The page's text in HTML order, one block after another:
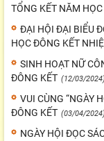
TỔNG KẾT NĂM
ĐẠI HỘI ĐẠI BIỂU
HỌC ĐÔNG KẾT
SINH HOẠT NỮ
ĐÔNG KẾT (12/03/2024)
VUI CÙNG “NGÀY
ĐÔNG KẾT (03/04/2024)
NGÀY HỘI ĐỌC